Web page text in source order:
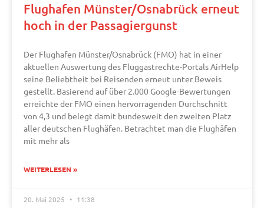
Flughafen Münster/Osnabrück erneut
hoch in der Passagiergunst
Der Flughafen Münster/Osnabrück (FMO) hat in einer
aktuellen Auswertung des Fluggastrechte-Portals AirHelp
seine Beliebtheit bei Reisenden erneut unter Beweis
gestellt. Basierend auf über 2.000 Google-Bewertungen
erreichte der FMO einen hervorragenden Durchschnitt
von 4,3 und belegt damit bundesweit den zweiten Platz
aller deutschen Flughäfen. Betrachtet man die Flughäfen
mit mehr als
WEITERLESEN »
20. Mai 2025 11:38